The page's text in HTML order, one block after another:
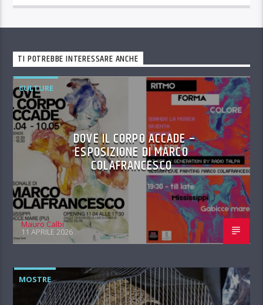
TI POTREBBE INTERESSARE ANCHE
CULTURE
DOVE IL CORPO ACCADE –
ESPOSIZIONE DI MARCO
COLAFRANCESCO
Mauro Calbi
11 APRILE 2026
MOSTRE